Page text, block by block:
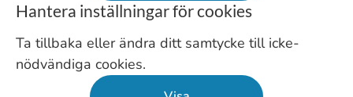
Hantera inställningar för cookies
Ta tillbaka eller ändra ditt samtycke till icke-
nödvändiga cookies.